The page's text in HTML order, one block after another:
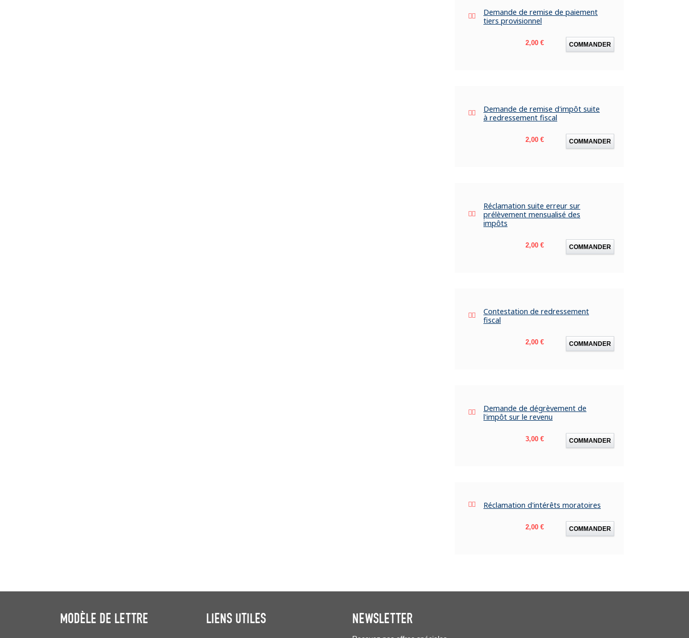
Demande de remise de paiement
tiers provisionnel
Prix
2,00 € COMMANDER
Demande de remise d'impôt suite
à redressement fiscal
Prix
2,00 € COMMANDER
Réclamation suite erreur sur
prélèvement mensualisé des
impôts
Prix
2,00 € COMMANDER
Contestation de redressement
fiscal
Prix
2,00 € COMMANDER
Demande de dégrèvement de
l'impôt sur le revenu
Prix
3,00 € COMMANDER
Réclamation d'intérêts moratoires
Prix
2,00 € COMMANDER
MODÈLE DE LETTRE LIENS UTILES NEWSLETTER